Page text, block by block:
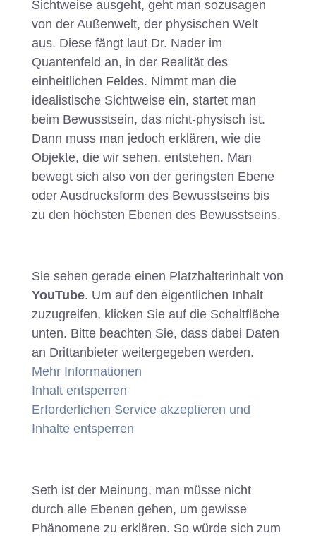
Sichtweise ausgeht, geht man sozusagen
von der Außenwelt, der physischen Welt
aus. Diese fängt laut Dr. Nader im
Quantenfeld an, in der Realität des
einheitlichen Feldes. Nimmt man die
idealistische Sichtweise ein, startet man
beim Bewusstsein, das nicht-physisch ist.
Dann muss man jedoch erklären, wie die
Objekte, die wir sehen, entstehen. Man
bewegt sich also von der geringsten Ebene
oder Ausdrucksform des Bewusstseins bis
zu den höchsten Ebenen des Bewusstseins.
Sie sehen gerade einen Platzhalterinhalt von
YouTube. Um auf den eigentlichen Inhalt
zuzugreifen, klicken Sie auf die Schaltfläche
unten. Bitte beachten Sie, dass dabei Daten
an Drittanbieter weitergegeben werden.
Mehr Informationen
Inhalt entsperren
Erforderlichen Service akzeptieren und
Inhalte entsperren
Seth ist der Meinung, man müsse nicht
durch alle Ebenen gehen, um gewisse
Phänomene zu erklären. So würde sich zum